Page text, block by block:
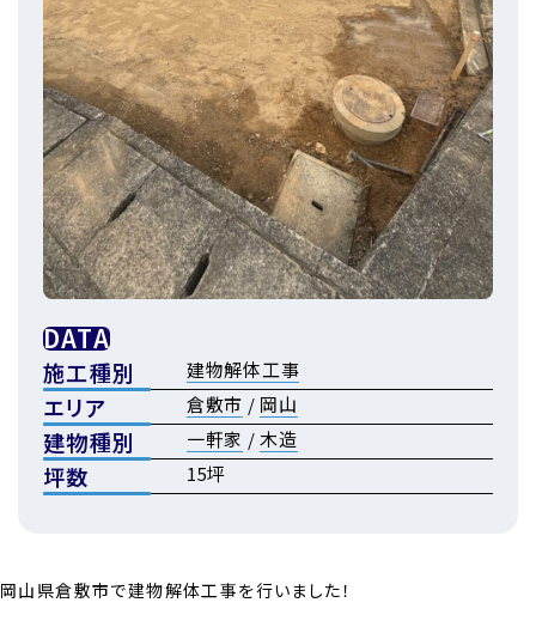
DATA
施工種別 建物解体工事
エリア 倉敷市 / 岡山
建物種別 一軒家 /木造
坪数 15坪
岡山県倉敷市で建物解体工事を行いました！